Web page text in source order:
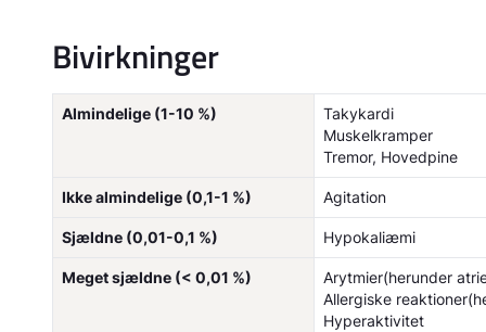
Bivirkninger
Almindelige (1-10 %)
Takykardi
Muskelkramper
Tremor, Hovedpine
Ikke almindelige (0,1-1 %) Agitation
Sjældne (0,01-0,1 %) Hypokaliæmi
Meget sjældne (< 0,01 %)
Arytmier(herunder
Allergiske
Hyperaktivitet